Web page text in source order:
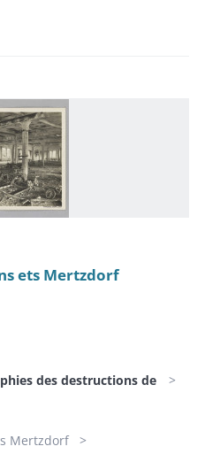
ets Mertzdorf
des destructions de
Mertzdorf